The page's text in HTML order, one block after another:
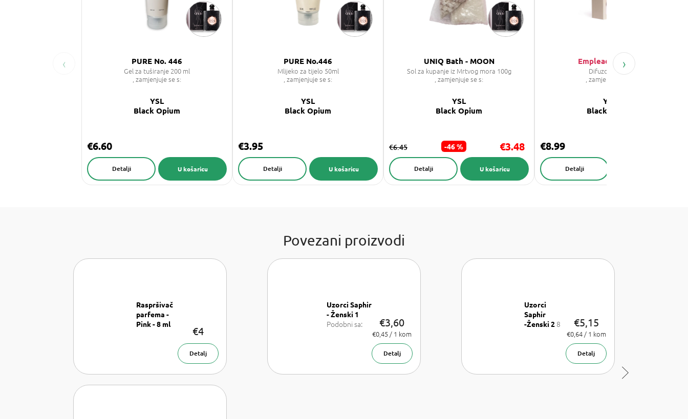
‹ PURE No. 446
Gel za tuširanje 200 ml
, zamjenjuje se s:
YSL
Black Opium
€6.60
U košaricu
Detalji
PURE No.446
Mlijeko za tijelo 50ml
, zamjenjuje se s:
YSL
Black Opium
€3.95
U košaricu
Detalji
UNIQ Bath - MOON
Sol za kupanje iz Mrtvog mora 100g
, zamjenjuje se s:
YSL
Black Opium
€6.45 €3.48
-46 %
U košaricu
Detalji
Empleada No.446
Difuzor 100 ml
, zamjenjuje se s:
YSL
Black Opium
€8.99
Detalji
›
Povezani proizvodi
Raspršivač
parfema -
Pink - 8 ml
€4
Detalj
Uzorci Saphir
- Ženski 1
Podobni sa:
Armani Acqua
€3,60
Izmjeri
cijenu:
€0,45 / 1 kom
Detalj
Uzorci
Saphir
-Ženski 2 8
€5,15
Izmjeri
cijenu:
€0,64 / 1 kom
Detalj
proizvod